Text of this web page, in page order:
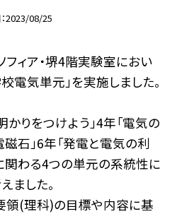
2023/08/25
ィア・堺4階実験室におい
電気単元」を実施しました。
かりをつけよう」4年「電気の
磁石」6年「発電と電気の利
関わる4つの単元の系統性に
ました。
領(理科)の目標や内容に基